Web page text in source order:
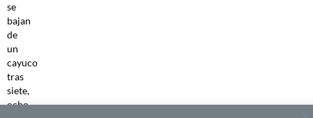
se
bajan
de
un
cayuco
tras
siete,
ocho,